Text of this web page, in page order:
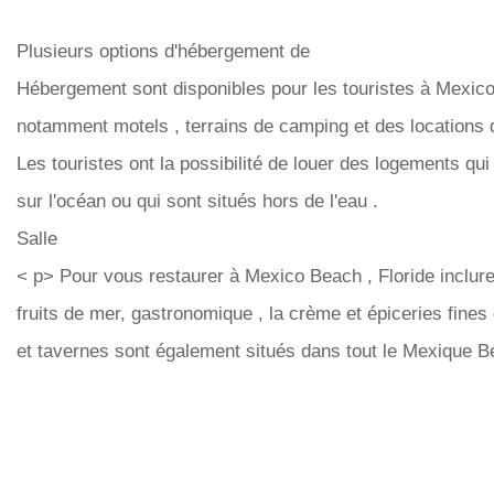
Plusieurs options d'hébergement de
Hébergement sont disponibles pour les touristes à
notamment motels , terrains de camping et des
Les touristes ont la possibilité de louer des logements
sur l'océan ou qui sont situés hors de l'eau .
Salle
< p> Pour vous restaurer à Mexico Beach , Floride
fruits de mer, gastronomique , la crème et épiceries
et tavernes sont également situés dans tout le Mexique